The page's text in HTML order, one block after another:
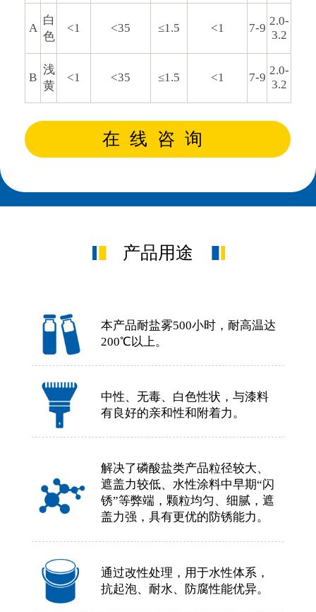
A
白
色
<1 <35 ≤1.5 <1 7-9
2.0-
3.2
B
浅
黄
<1 <35 ≤1.5 <1 7-9
2.0-
3.2
在线咨询
产品用途
本产品耐盐雾500小时，耐高温达
200℃以上。
中性、无毒、白色性状，与漆料
有良好的亲和性和附着力。
解决了磷酸盐类产品粒径较大、
遮盖力较低、水性涂料中早期“闪
锈”等弊端，颗粒均匀、细腻，遮
盖力强，具有更优的防锈能力。
通过改性处理，用于水性体系，
抗起泡、耐水、防腐性能优异。